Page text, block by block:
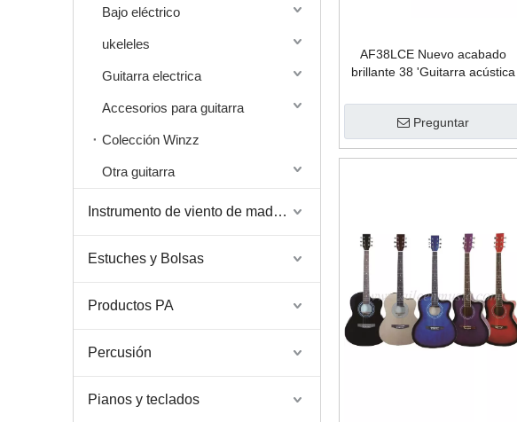
Bajo eléctrico
ukeleles
Guitarra electrica
Accesorios para guitarra
Colección Winzz
Otra guitarra
Instrumento de viento de madera y latón
Estuches y Bolsas
Productos PA
Percusión
Pianos y teclados
AF38LCE Nuevo acabado
brillante 38 'Guitarra acústica
Preguntar